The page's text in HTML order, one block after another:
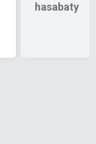
hasabaty